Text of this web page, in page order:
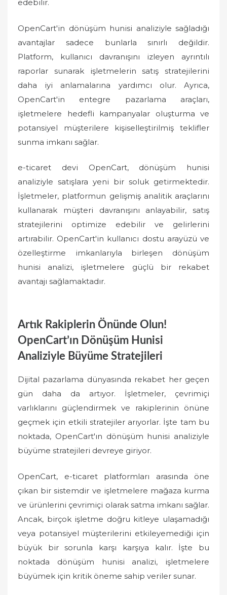
edebilir.
OpenCart'in dönüşüm hunisi analiziyle sağladığı
avantajlar sadece bunlarla sınırlı değildir.
Platform, kullanıcı davranışını izleyen ayrıntılı
raporlar sunarak işletmelerin satış stratejilerini
daha iyi anlamalarına yardımcı olur. Ayrıca,
OpenCart'in entegre pazarlama araçları,
işletmelere hedefli kampanyalar oluşturma ve
potansiyel müşterilere kişiselleştirilmiş teklifler
sunma imkanı sağlar.
e-ticaret devi OpenCart, dönüşüm hunisi
analiziyle satışlara yeni bir soluk getirmektedir.
İşletmeler, platformun gelişmiş analitik araçlarını
kullanarak müşteri davranışını anlayabilir, satış
stratejilerini optimize edebilir ve gelirlerini
artırabilir. OpenCart'in kullanıcı dostu arayüzü ve
özelleştirme imkanlarıyla birleşen dönüşüm
hunisi analizi, işletmelere güçlü bir rekabet
avantajı sağlamaktadır.
Artık Rakiplerin Önünde Olun!
OpenCart’ın Dönüşüm Hunisi
Analiziyle Büyüme Stratejileri
Dijital pazarlama dünyasında rekabet her geçen
gün daha da artıyor. İşletmeler, çevrimiçi
varlıklarını güçlendirmek ve rakiplerinin önüne
geçmek için etkili stratejiler arıyorlar. İşte tam bu
noktada, OpenCart'ın dönüşüm hunisi analiziyle
büyüme stratejileri devreye giriyor.
OpenCart, e-ticaret platformları arasında öne
çıkan bir sistemdir ve işletmelere mağaza kurma
ve ürünlerini çevrimiçi olarak satma imkanı sağlar.
Ancak, birçok işletme doğru kitleye ulaşamadığı
veya potansiyel müşterilerini etkileyemediği için
büyük bir sorunla karşı karşıya kalır. İşte bu
noktada dönüşüm hunisi analizi, işletmelere
büyümek için kritik öneme sahip veriler sunar.